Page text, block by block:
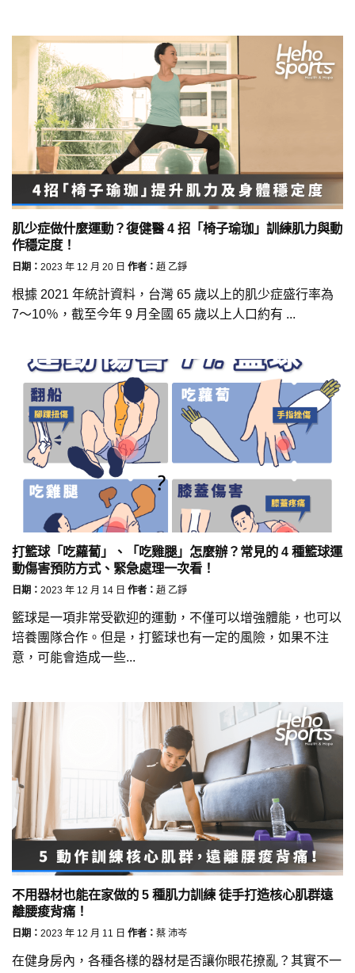
肌少症做什麼運動？復健醫 4 招「椅子瑜珈」訓練肌力與動
作穩定度！
日期： 2023 年 12 月 20 日 作者： 趙 乙錚
根據 2021 年統計資料，台灣 65 歲以上的肌少症盛行率為
7～10％，截至今年 9 月全國 65 歲以上人口約有 ...
打籃球「吃蘿蔔」、「吃雞腿」怎麼辦？常見的 4 種籃球運
動傷害預防方式、緊急處理一次看！
日期： 2023 年 12 月 14 日 作者： 趙 乙錚
籃球是一項非常受歡迎的運動，不僅可以增強體能，也可以
培養團隊合作。但是，打籃球也有一定的風險，如果不注
意，可能會造成一些...
不用器材也能在家做的 5 種肌力訓練 徒手打造核心肌群遠
離腰痠背痛！
日期： 2023 年 12 月 11 日 作者： 蔡 沛岑
在健身房內，各種各樣的器材是否讓你眼花撩亂？其實不一